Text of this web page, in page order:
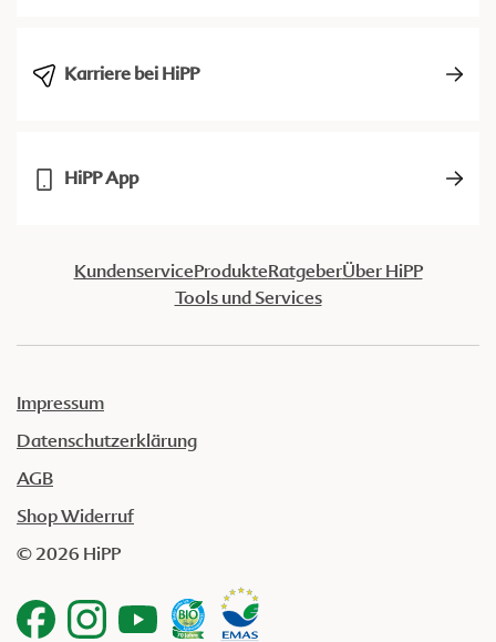
Karriere bei HiPP
HiPP App
KundenserviceProdukteRatgeberÜber HiPP
Tools und Services
Impressum
Datenschutzerklärung
AGB
Shop Widerruf
© 2026 HiPP